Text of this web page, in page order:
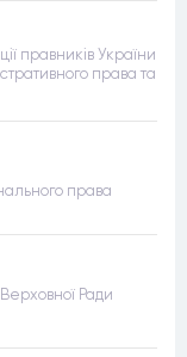
правників України
права та
права
Ради